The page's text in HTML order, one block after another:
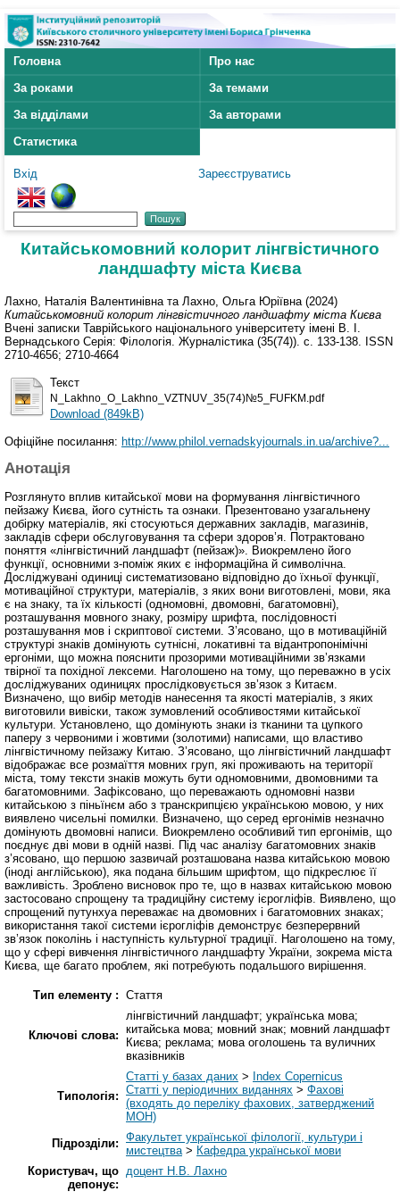
Головна
Про нас
За роками
За темами
За відділами
За авторами
Статистика
Вхід Зареєструватись
Китайськомовний колорит лінгвістичного
ландшафту міста Києва
Лахно, Наталія Валентинівна та Лахно, Ольга Юріївна (2024)
Китайськомовний колорит лінгвістичного ландшафту міста Києва
Вчені записки Таврійського національного університету імені В. І.
Вернадського Серія: Філологія. Журналістика (35(74)). с. 133-138. ISSN
2710-4656; 2710-4664
Текст
N_Lakhno_O_Lakhno_VZTNUV_35(74)№5_FUFKM.pdf
Download (849kB)
Офіційне посилання: http://www.philol.vernadskyjournals.in.ua/archive?...
Анотація
Розглянуто вплив китайської мови на формування лінгвістичного
пейзажу Києва, його сутність та ознаки. Презентовано узагальнену
добірку матеріалів, які стосуються державних закладів, магазинів,
закладів сфери обслуговування та сфери здоров’я. Потрактовано
поняття «лінгвістичний ландшафт (пейзаж)». Виокремлено його
функції, основними з-поміж яких є інформаційна й символічна.
Досліджувані одиниці систематизовано відповідно до їхньої функції,
мотиваційної структури, матеріалів, з яких вони виготовлені, мови, яка
є на знаку, та їх кількості (одномовні, двомовні, багатомовні),
розташування мовного знаку, розміру шрифта, послідовності
розташування мов і скриптової системи. З’ясовано, що в мотиваційній
структурі знаків домінують сутнісні, локативні та відантропонімічні
ергоніми, що можна пояснити прозорими мотиваційними зв’язками
твірної та похідної лексеми. Наголошено на тому, що переважно в усіх
досліджуваних одиницях прослідковується зв’язок з Китаєм.
Визначено, що вибір методів нанесення та якості матеріалів, з яких
виготовили вивіски, також зумовлений особливостями китайської
культури. Установлено, що домінують знаки із тканини та цупкого
паперу з червоними і жовтими (золотими) написами, що властиво
лінгвістичному пейзажу Китаю. З’ясовано, що лінгвістичний ландшафт
відображає все розмаїття мовних груп, які проживають на території
міста, тому тексти знаків можуть бути одномовними, двомовними та
багатомовними. Зафіксовано, що переважають одномовні назви
китайською з піньїнєм або з транскрипцією українською мовою, у них
виявлено чисельні помилки. Визначено, що серед ергонімів незначно
домінують двомовні написи. Виокремлено особливий тип ергонімів, що
поєднує дві мови в одній назві. Під час аналізу багатомовних знаків
з’ясовано, що першою зазвичай розташована назва китайською мовою
(іноді англійською), яка подана більшим шрифтом, що підкреслює її
важливість. Зроблено висновок про те, що в назвах китайською мовою
застосовано спрощену та традиційну систему ієрогліфів. Виявлено, що
спрощений путунхуа переважає на двомовних і багатомовних знаках;
використання такої системи ієрогліфів демонструє безперервний
зв’язок поколінь і наступність культурної традиції. Наголошено на тому,
що у сфері вивчення лінгвістичного ландшафту України, зокрема міста
Києва, ще багато проблем, які потребують подальшого вирішення.
Тип елементу : Стаття
Ключові слова:
лінгвістичний ландшафт; українська мова;
китайська мова; мовний знак; мовний ландшафт
Києва; реклама; мова оголошень та вуличних
вказівників
Типологія:
Статті у базах даних > Index Copernicus
Статті у періодичних виданнях > Фахові
(входять до переліку фахових, затверджений
МОН)
Підрозділи: Факультет української філології, культури і
мистецтва> Кафедра української мови
Користувач, що
депонує:
доцент Н.В. Лахно